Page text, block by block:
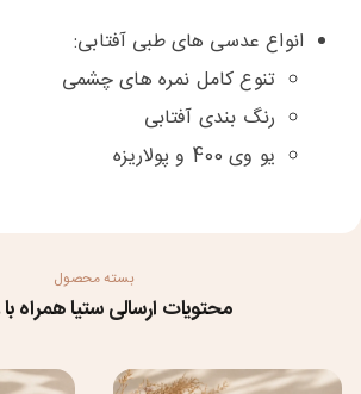
انواع عدسی های طبی آفتابی:
تنوع کامل نمره های چشمی
رنگ بندی آفتابی
یو وی 400 و پولاریزه
بسته محصول
محتویات ارسالی ستیا همراه